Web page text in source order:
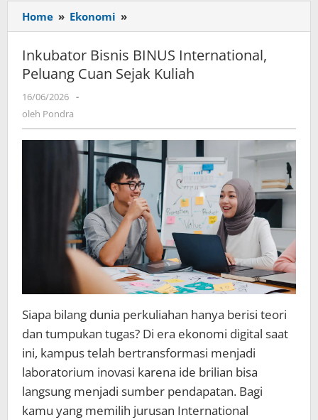
Home » Ekonomi »
Bisnis
BINUS
International,
Peluang
Kuliah
Inkubator Bisnis BINUS International,
Peluang Cuan Sejak Kuliah
16/06/2026 oleh
-
oleh Pondra
Siapa bilang dunia perkuliahan hanya berisi teori
dan tumpukan tugas? Di era ekonomi digital saat
ini, kampus telah bertransformasi menjadi
laboratorium inovasi karena ide brilian bisa
langsung menjadi sumber pendapatan. Bagi
kamu yang memilih jurusan International